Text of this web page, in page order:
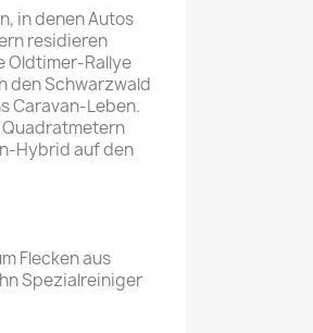
in denen Autos
residieren
Oldtimer-Rallye
den Schwarzwald
Caravan-Leben.
Quadratmetern
Hybrid auf den
Flecken aus
Spezialreiniger